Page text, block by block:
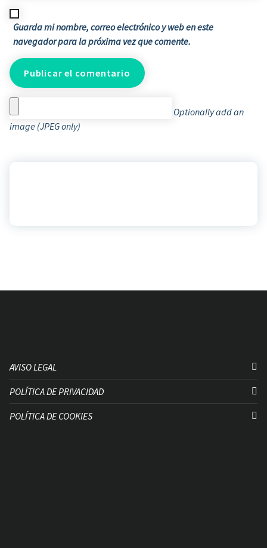
Guarda mi nombre, correo electrónico y web en este
navegador para la próxima vez que comente.
Optionally add an
image (JPEG only)
AVISO LEGAL
POLÍTICA DE PRIVACIDAD
POLÍTICA DE COOKIES